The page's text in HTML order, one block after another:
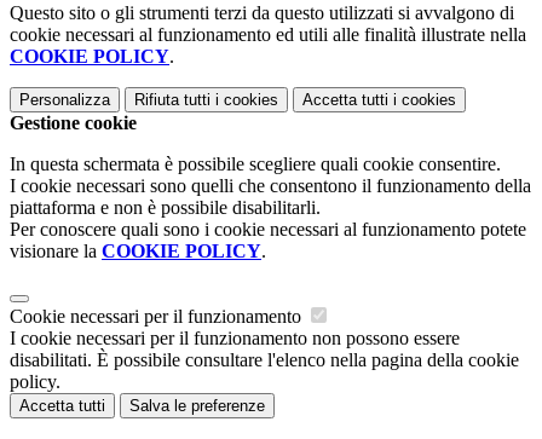
Questo sito o gli strumenti terzi da questo utilizzati si avvalgono di
cookie necessari al funzionamento ed utili alle finalità illustrate nella
COOKIE POLICY.
Personalizza Rifiuta tutti i cookies Accetta tutti i cookies
Gestione cookie
In questa schermata è possibile scegliere quali cookie consentire.
I cookie necessari sono quelli che consentono il funzionamento della
piattaforma e non è possibile disabilitarli.
Per conoscere quali sono i cookie necessari al funzionamento potete
visionare la COOKIE POLICY.
Cookie necessari per il funzionamento
I cookie necessari per il funzionamento non possono essere
disabilitati. È possibile consultare l'elenco nella pagina della cookie
policy.
Accetta tutti Salva le preferenze